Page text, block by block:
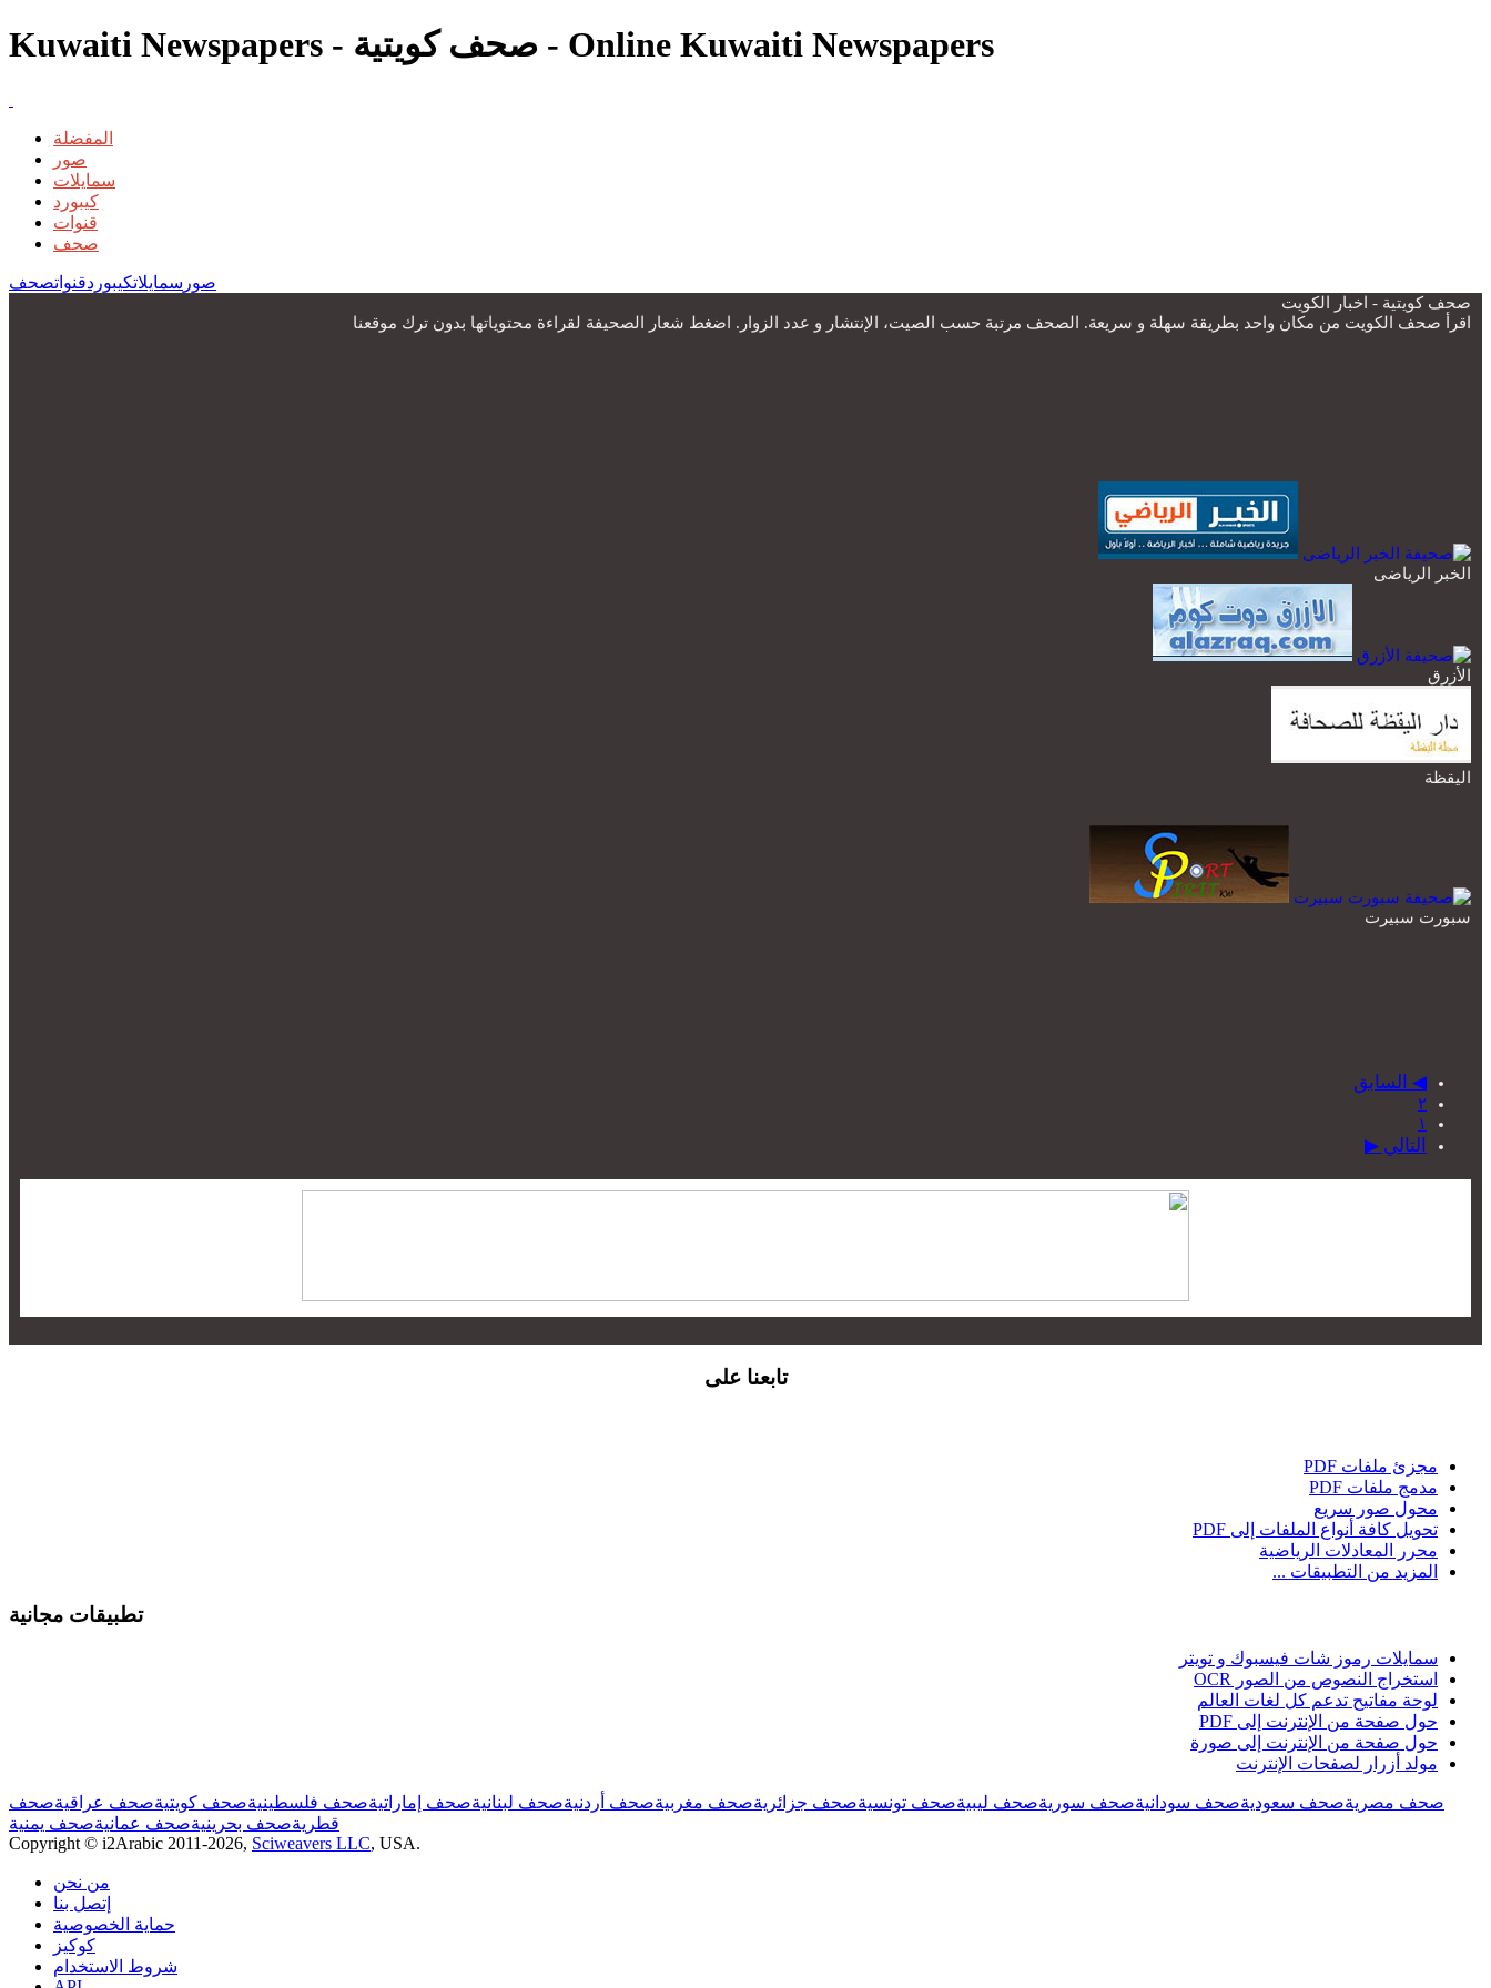
Kuwaiti Newspapers - صحف كويتية - Online Kuwaiti Newspapers
المفضلة
صور
سمايلات
كيبورد
قنوات
صحف
صور سمايلاتكيبوردقنواتصحف
صحف كويتية - اخبار الكويت
اقرأ صحف الكويت من مكان واحد بطريقة سهلة و سريعة. الصحف مرتبة حسب الصيت، الإنتشار و عدد الزوار. اضغط شعار الصحيفة لقراءة محتوياتها بدون ترك موقعنا
الخبر الرياضى
الأزرق
اليقظة
سبورت سبيرت
◀ السابق
٢
١
التالي ▶
تابعنا على
مجزئ ملفات PDF
مدمج ملفات PDF
محول صور سريع
تحويل كافة أنواع الملفات إلى PDF
محرر المعادلات الرياضية
المزيد من التطبيقات ...
تطبيقات مجانية
سمايلات رموز شات فيسبوك و تويتر
استخراج النصوص من الصور OCR
لوحة مفاتيح تدعم كل لغات العالم
حول صفحة من الإنترنت إلى PDF
حول صفحة من الإنترنت إلى صورة
مولد أزرار لصفحات الإنترنت
صحف مصريةصحف سعوديةصحف سودانيةصحف سوريةصحف ليبيةصحف تونسيةصحف جزائريةصحف مغربيةصحف أردنيةصحف لبنانيةصحف إماراتيةصحف فلسطينيةصحف كويتيةصحف عراقيةصحف
قطريةصحف بحرينيةصحف عمانيةصحف يمنية
Copyright © i2Arabic 2011-2026, Sciweavers LLC, USA.
من نحن
إتصل بنا
حماية الخصوصية
كوكيز
شروط الاستخدام